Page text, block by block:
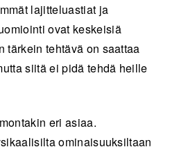
lajitteluastiat ja
ovat keskeisiä
tärkein tehtävä on saattaa
siitä ei pidä tehdä heille
eri asiaa.
ominaisuuksiltaan